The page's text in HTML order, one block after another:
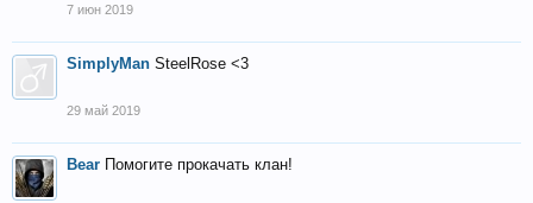
7 июн 2019
SimplyMan SteelRose <3
29 май 2019
Bear Помогите прокачать клан!